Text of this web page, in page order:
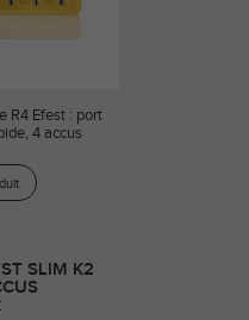
R4 Efest : port
4 accus
SLIM K2